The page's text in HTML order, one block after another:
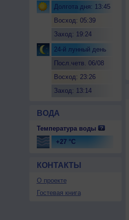
Долгота дня: 13:45
Восход: 05:39
Заход: 19:24
24-й лунный день
Посл.четв. 06/08
Восход: 23:26
Заход: 13:14
ВОДА
Температура воды
+27 °C
КОНТАКТЫ
О проекте
Гостевая книга